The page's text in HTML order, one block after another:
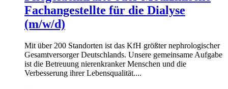
Fachangestellte für die Dialyse
(m/w/d)
Mit über 200 Standorten ist das KfH größter nephrologischer
Gesamtversorger Deutschlands. Unsere gemeinsame Aufgabe
ist die Betreuung nierenkranker Menschen und die
Verbesserung ihrer Lebensqualität....